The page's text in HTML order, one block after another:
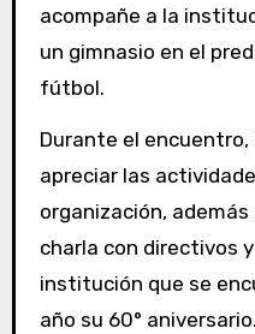
acompañe a la
un gimnasio en el
fútbol.
Durante el
apreciar las
organización,
charla con directivos
institución que se
año su 60° aniversario.